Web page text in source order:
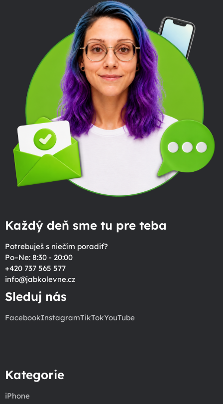
Každý deň sme tu pre teba
Potrebuješ s niečím poradiť?
Po–Ne: 8:30 - 20:00
+420 737 565 577
info@jabkolevne.cz
Sleduj nás
FacebookInstagramTikTokYouTube
Kategorie
iPhone